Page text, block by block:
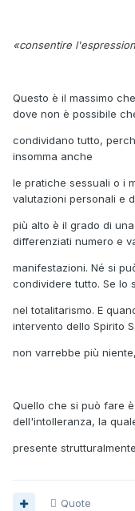
«consentire
Questo è il massimo
dove non è possibile
condividano tutto,
insomma anche
le pratiche sessuali o i
valutazioni personali e
più alto è il grado di
differenziati numero e
manifestazioni. Né si
condividere tutto. Se lo
nel totalitarismo. E
intervento dello Spirito
non varrebbe più
Quello che si può fare
dell'intolleranza, la
presente
Quote